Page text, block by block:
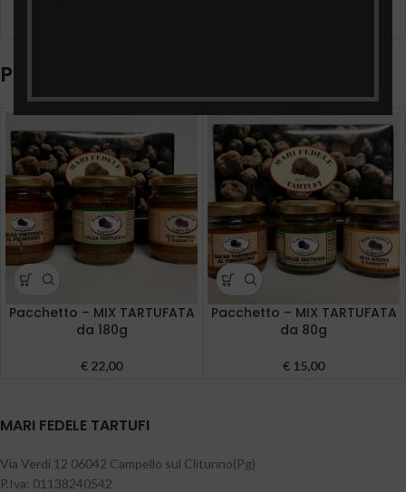
Prodotti correlati
Pacchetto – MIX TARTUFATA
da 180g
€ 22,00
Pacchetto – MIX TARTUFATA
da 80g
€ 15,00
MARI FEDELE TARTUFI
Via Verdi 12 06042 Campello sul Clitunno(Pg)
P.Iva: 01138240542